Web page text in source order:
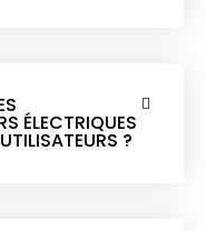
ÉLECTRIQUES
?